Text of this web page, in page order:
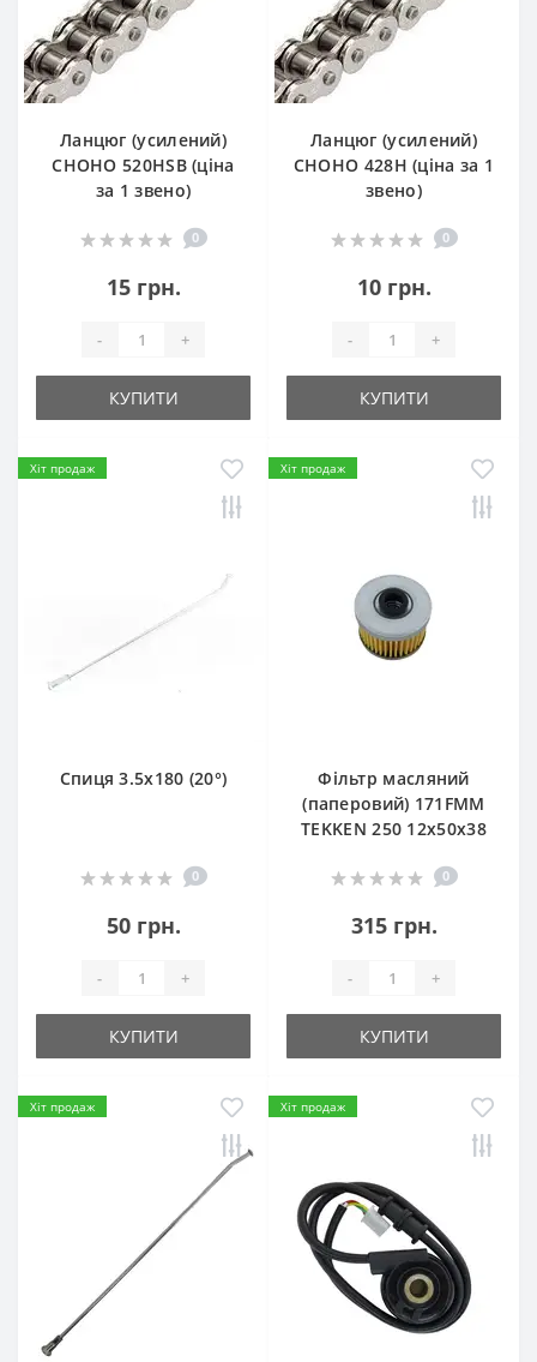
Ланцюг (усилений)
СHOHO 520HSB (ціна
за 1 звено)
0
15 грн.
- +
КУПИТИ
Ланцюг (усилений)
СHOHO 428H (ціна за 1
звено)
0
10 грн.
- +
КУПИТИ
Хіт продаж
Спиця 3.5х180 (20°)
0
50 грн.
- +
КУПИТИ
Хіт продаж
Фільтр масляний
(паперовий) 171FMM
TEKKEN 250 12х50х38
0
315 грн.
- +
КУПИТИ
Хіт продаж Хіт продаж